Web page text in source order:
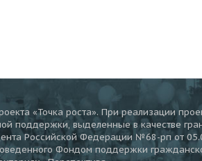
«Точка роста». При реализации
поддержки, выделенные в качестве
Российской Федерации №68-рп от
Фондом поддержки